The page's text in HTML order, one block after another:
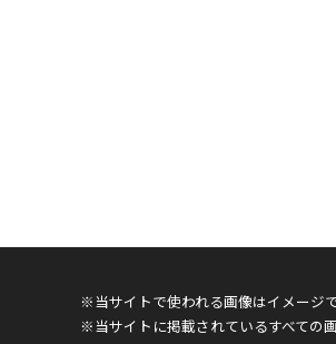
※当サイトで使われる画像はイメージ
※当サイトに掲載されているすべての